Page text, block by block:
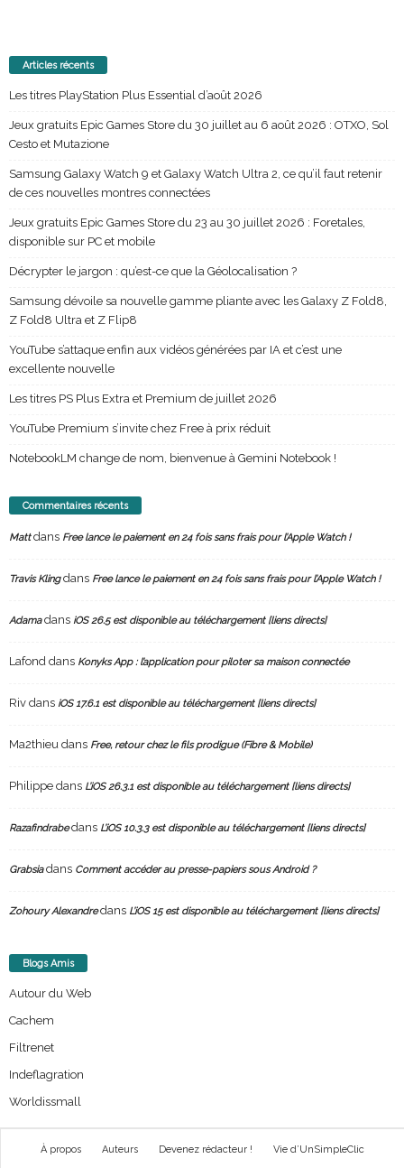
Articles récents
Les titres PlayStation Plus Essential d’août 2026
Jeux gratuits Epic Games Store du 30 juillet au 6 août 2026 : OTXO, Sol
Cesto et Mutazione
Samsung Galaxy Watch 9 et Galaxy Watch Ultra 2, ce qu’il faut retenir
de ces nouvelles montres connectées
Jeux gratuits Epic Games Store du 23 au 30 juillet 2026 : Foretales,
disponible sur PC et mobile
Décrypter le jargon : qu’est-ce que la Géolocalisation ?
Samsung dévoile sa nouvelle gamme pliante avec les Galaxy Z Fold8,
Z Fold8 Ultra et Z Flip8
YouTube s’attaque enfin aux vidéos générées par IA et c’est une
excellente nouvelle
Les titres PS Plus Extra et Premium de juillet 2026
YouTube Premium s’invite chez Free à prix réduit
NotebookLM change de nom, bienvenue à Gemini Notebook !
Commentaires récents
Mattdans Free lance le paiement en 24 fois sans frais pour l’Apple Watch !
Travis Klingdans Free lance le paiement en 24 fois sans frais pour l’Apple Watch !
Adamadans iOS 26.5 est disponible au téléchargement [liens directs]
Lafond dans Konyks App : l’application pour piloter sa maison connectée
Riv dans iOS 17.6.1 est disponible au téléchargement [liens directs]
Ma2thieu dans Free, retour chez le fils prodigue (Fibre & Mobile)
Philippe dans L’iOS 26.3.1 est disponible au téléchargement [liens directs]
Razafindrabedans L’iOS 10.3.3 est disponible au téléchargement [liens directs]
Grabsiadans Comment accéder au presse-papiers sous Android ?
Zohoury Alexandredans L’iOS 15 est disponible au téléchargement [liens directs]
Blogs Amis
Autour du Web
Cachem
Filtrenet
Indeflagration
Worldissmall
À propos Auteurs Devenez rédacteur ! Vie d’UnSimpleClic